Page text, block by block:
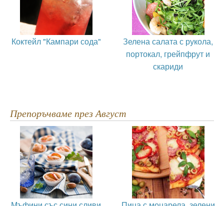
Коктейл "Кампари сода"
Зелена салата с рукола,
портокал, грейпфрут и
скариди
Препоръчваме през Август